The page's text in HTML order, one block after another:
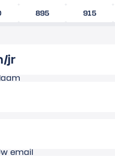
895 915
jr
email